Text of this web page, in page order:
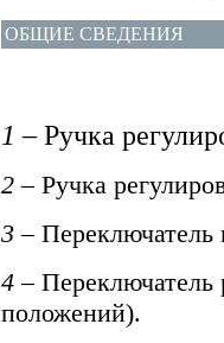
ОБЩИЕ СВЕДЕНИЯ
1 – Ручка
2 – Ручка
3 – Переключатель
4 – Переключатель
положений).